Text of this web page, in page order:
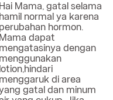
Hai Mama, gatal selama
hamil normal ya karena
perubahan hormon.
Mama dapat
mengatasinya dengan
menggunakan
lotion,hindari
menggaruk di area
gatal dan minum